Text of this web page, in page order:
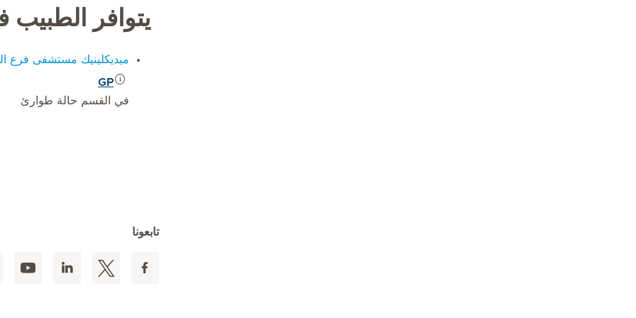
يتوافر الطبيب
ميديكلينيك مستشفى فرع
GP
في القسم حالة طوارئ
تابعونا